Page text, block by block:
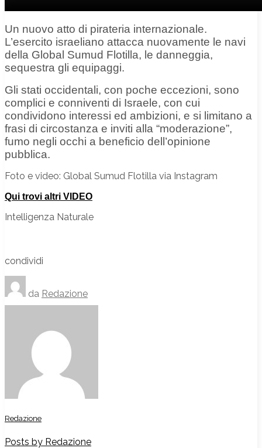
Un nuovo atto di pirateria internazionale.
L’esercito israeliano attacca nuovamente le navi
della Global Sumud Flotilla, le danneggia,
sequestra gli equipaggi.
Gli stati occidentali, con poche eccezioni, sono
complici e conniventi di Israele, con cui
condividono interessi ed ambizioni, e si limitano a
frasi di circostanza e inviti alla “moderazione”,
fumo negli occhi a beneficio dell’opinione
pubblica.
Foto e video: Global Sumud Flotilla via Instagram
Qui trovi altri VIDEO
Intelligenza Naturale
condividi
da Redazione
Redazione
Posts by Redazione